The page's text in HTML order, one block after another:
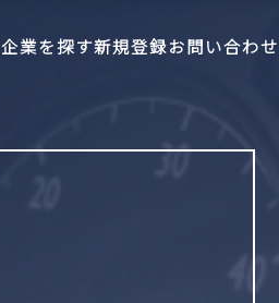
企業を探す新規登録お問い合わせ